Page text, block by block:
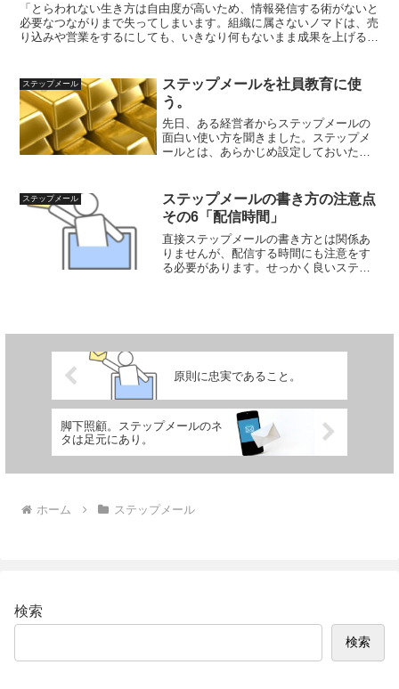
「とらわれない生き方は自由度が高いため、情報発信する術がないと
必要なつながりまで失ってしまいます。組織に属さないノマドは、売
り込みや営業をするにしても、いきなり何もないまま成果を上げるの
ステップメール
ステップメールを社員教育に使
う。
先日、ある経営者からステップメールの
面白い使い方を聞きました。ステップメ
ールとは、あらかじめ設定しておいたシ
日後、7日後に配信するメールを設定して
おくのです。そうす...
ステップメール
ステップメールの書き方の注意点
その6「配信時間」
直接ステップメールの書き方とは関係あ
りませんが、配信する時間にも注意をす
る必要があります。せっかく良いステッ
原則に忠実であること。
脚下照顧。ステップメールのネ
タは足元にあり。
ホーム ステップメール
検索
検索